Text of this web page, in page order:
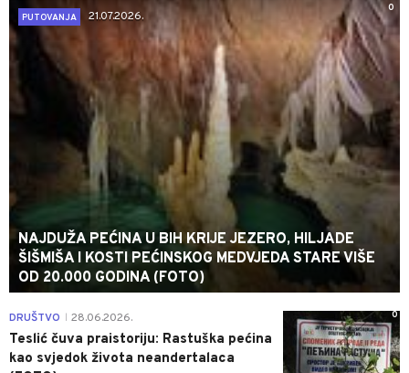
0
PUTOVANJA
21.07.2026.
NAJDUŽA PEĆINA U BIH KRIJE JEZERO, HILJADE
ŠIŠMIŠA I KOSTI PEĆINSKOG MEDVJEDA STARE VIŠE
OD 20.000 GODINA (FOTO)
0
DRUŠTVO 28.06.2026.
Teslić čuva praistoriju: Rastuška pećina
kao svjedok života neandertalaca